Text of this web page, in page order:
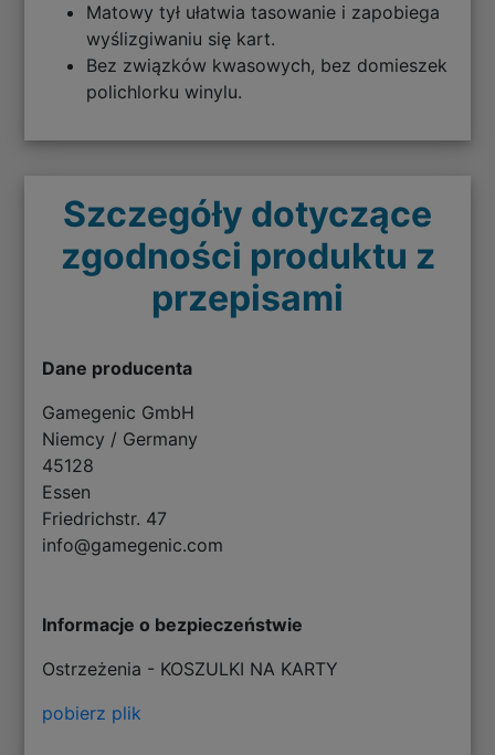
Matowy tył ułatwia tasowanie i zapobiega
wyślizgiwaniu się kart.
Bez związków kwasowych, bez domieszek
polichlorku winylu.
Szczegóły dotyczące
zgodności produktu z
przepisami
Dane producenta
Gamegenic GmbH
Niemcy / Germany
45128
Essen
Friedrichstr. 47
info@gamegenic.com
Informacje o bezpieczeństwie
Ostrzeżenia - KOSZULKI NA KARTY
pobierz plik